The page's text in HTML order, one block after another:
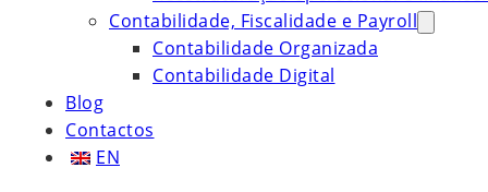
Contabilidade, Fiscalidade e Payroll
Contabilidade Organizada
Contabilidade Digital
Blog
Contactos
EN